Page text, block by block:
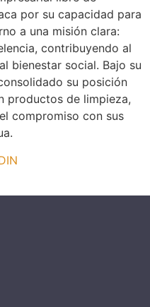
por su capacidad para
a una misión clara:
contribuyendo al
bienestar social. Bajo su
su posición
productos de limpieza,
compromiso con sus